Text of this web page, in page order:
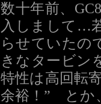
数十年前、
入しまして…
らせていたの
きなタービン
特性は高回転
余裕！” とか